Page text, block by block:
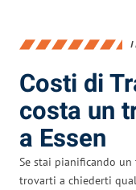
Costi di
costa un
a Essen
Se stai pianificando un
trovarti a chiederti